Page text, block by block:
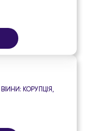
ВІЙНИ: КОРУПЦІЯ,